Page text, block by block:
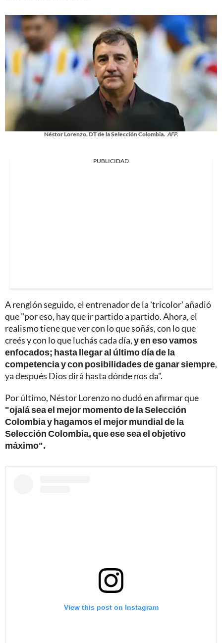
Néstor Lorenzo, DT de la Selección Colombia. AFP.
PUBLICIDAD
A renglón seguido, el entrenador de la 'tricolor' añadió
que "por eso, hay que ir partido a partido. Ahora, el
realismo tiene que ver con lo que soñás, con lo que
creés y con lo que luchás cada día,y en eso vamos
enfocados; hasta llegar al último día de la
competencia y con posibilidades de ganar siempre,
ya después Dios dirá hasta dónde nos da".
Por último, Néstor Lorenzo no dudó en afirmar que
"ojalá sea el mejor momento de la Selección
Colombia y hagamos el mejor mundial de la
Selección Colombia, que ese sea el objetivo
máximo".
View this post on Instagram